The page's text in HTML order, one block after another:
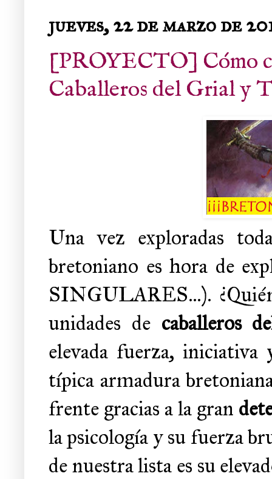
jueves, 22 de marzo de
[PROYECTO] Cómo
Caballeros del Grial y
Una vez exploradas
bretoniano es hora de
SINGULARES...).
unidades de caballeros
elevada fuerza, iniciativa
típica armadura
frente gracias a la gran
la psicología y su fuerza
de nuestra lista es su